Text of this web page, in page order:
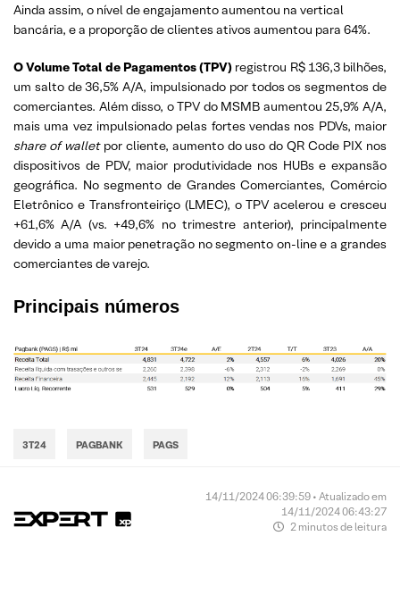
Ainda assim, o nível de engajamento aumentou na vertical
bancária, e a proporção de clientes ativos aumentou para 64%.
O Volume Total de Pagamentos (TPV) registrou R$ 136,3 bilhões,
um salto de 36,5% A/A, impulsionado por todos os segmentos de
comerciantes. Além disso, o TPV do MSMB aumentou 25,9% A/A,
mais uma vez impulsionado pelas fortes vendas nos PDVs, maior
share of wallet por cliente, aumento do uso do QR Code PIX nos
dispositivos de PDV, maior produtividade nos HUBs e expansão
geográfica. No segmento de Grandes Comerciantes, Comércio
Eletrônico e Transfronteiriço (LMEC), o TPV acelerou e cresceu
+61,6% A/A (vs. +49,6% no trimestre anterior), principalmente
devido a uma maior penetração no segmento on-line e a grandes
comerciantes de varejo.
Principais números
3T24 PAGBANK PAGS
14/11/2024 06:39:59 • Atualizado em
14/11/2024 06:43:27
2 minutos de leitura